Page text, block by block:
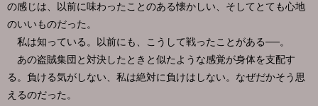
の感じは、以前に味わったことのある懐かしい、そしてとても心地
のいいものだった。
私は知っている。以前にも、こうして戦ったことがある──。
あの盗賊集団と対決したときと似たような感覚が身体を支配す
る。負ける気がしない、私は絶対に負けはしない。なぜだかそう思
えるのだった。